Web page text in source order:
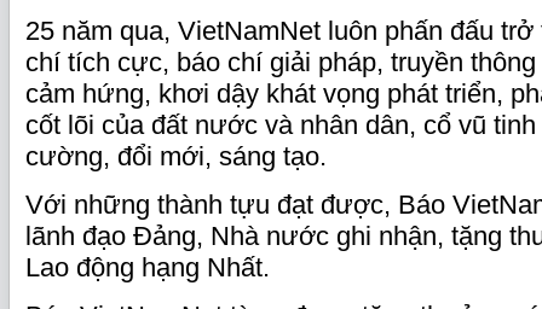
25 năm qua, VietNamNet luôn phấn đấu
chí tích cực, báo chí giải pháp, truyền
cảm hứng, khơi dậy khát vọng phát triển,
cốt lõi của đất nước và nhân dân, cổ vũ
cường, đổi mới, sáng tạo.
Với những thành tựu đạt được, Báo
lãnh đạo Đảng, Nhà nước ghi nhận, tặng
Lao động hạng Nhất.